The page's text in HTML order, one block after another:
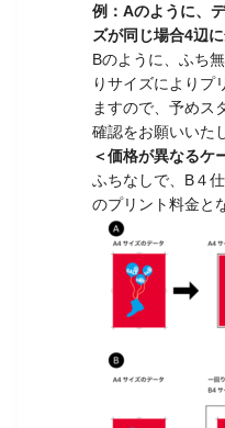
例：Aのように、
ズが同じ場合4辺
Bのように、ふち
りサイズによりプ
ますので、予めス
確認をお願いいた
＜価格が異なるケ
ふちなしで、B４
のプリント料金と